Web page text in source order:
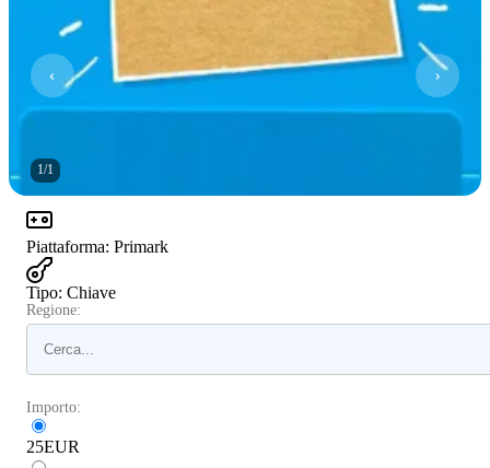
1/1
Piattaforma: Primark
Tipo: Chiave
Regione:
Importo:
25EUR